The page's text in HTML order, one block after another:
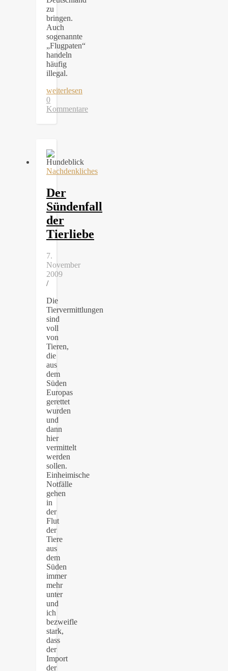
zu
bringen.
Auch
sogenannte
„Flugpaten“
handeln
häufig
illegal.
weiterlesen
0
Kommentare
Nachdenkliches
Der
Sündenfall
der
Tierliebe
7.
November
2009
/
Die
Tiervermittlungen
sind
voll
von
Tieren,
die
aus
dem
Süden
Europas
gerettet
wurden
und
dann
hier
vermittelt
werden
sollen.
Einheimische
Notfälle
gehen
in
der
Flut
der
Tiere
aus
dem
Süden
immer
mehr
unter
und
ich
bezweifle
stark,
dass
der
Import
der